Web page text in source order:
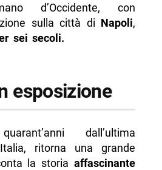
d’Occidente, con
sulla città di Napoli,
sei secoli.
esposizione
dall’ultima
ritorna una grande
la storiaaffascinante